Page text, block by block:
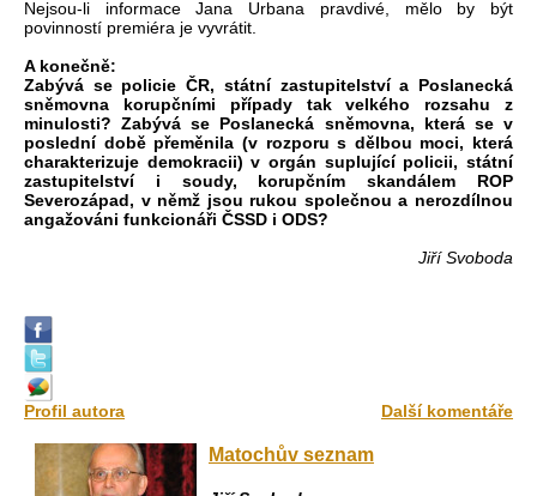
Nejsou-li informace Jana Urbana pravdivé, mělo by být
povinností premiéra je vyvrátit.
A konečně:
Zabývá se policie ČR, státní zastupitelství a Poslanecká
sněmovna korupčními případy tak velkého rozsahu z
minulosti? Zabývá se Poslanecká sněmovna, která se v
poslední době přeměnila (v rozporu s dělbou moci, která
charakterizuje demokracii) v orgán suplující policii, státní
zastupitelství i soudy, korupčním skandálem ROP
Severozápad, v němž jsou rukou společnou a nerozdílnou
angažováni funkcionáři ČSSD i ODS?
Jiří Svoboda
Profil autora Další komentáře
Matochův seznam